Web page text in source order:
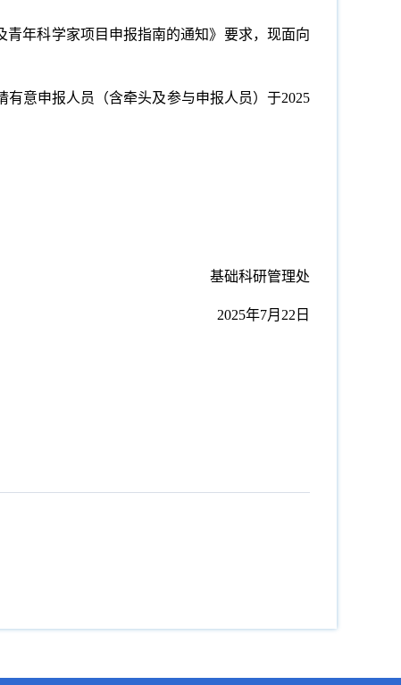
年科学家项目申报指南的通知》要求，现面向
有意申报人员（含牵头及参与申报人员）于2025
基础科研管理处
2025年7月22日